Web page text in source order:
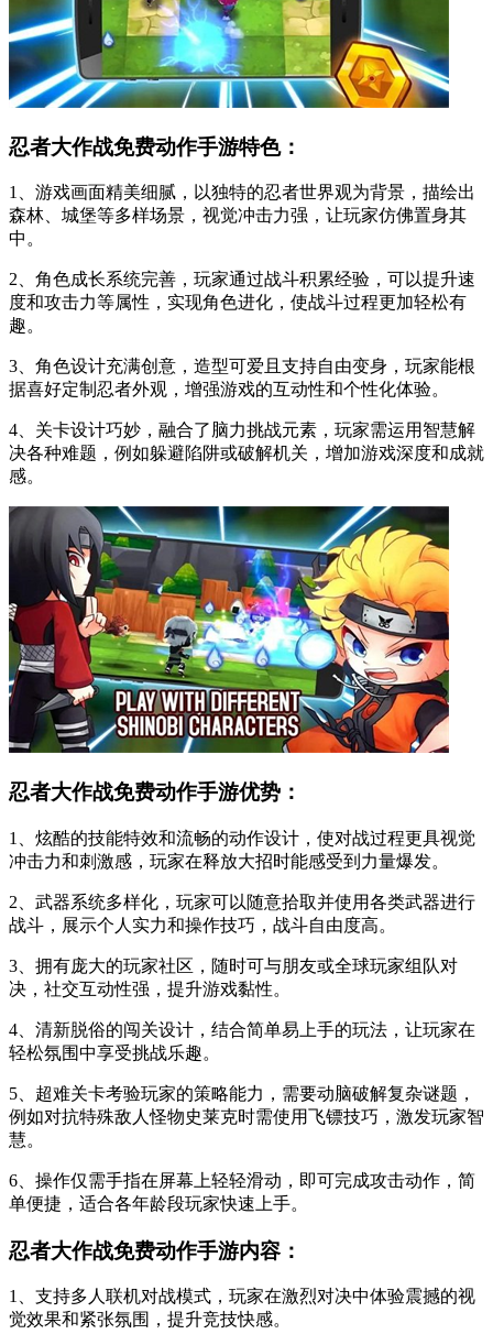
忍者大作战免费动作手游特色：
1、游戏画面精美细腻，以独特的忍者世界观为背景，描绘出
森林、城堡等多样场景，视觉冲击力强，让玩家仿佛置身其
中。
2、角色成长系统完善，玩家通过战斗积累经验，可以提升速
度和攻击力等属性，实现角色进化，使战斗过程更加轻松有
趣。
3、角色设计充满创意，造型可爱且支持自由变身，玩家能根
据喜好定制忍者外观，增强游戏的互动性和个性化体验。
4、关卡设计巧妙，融合了脑力挑战元素，玩家需运用智慧解
决各种难题，例如躲避陷阱或破解机关，增加游戏深度和成就
感。
忍者大作战免费动作手游优势：
1、炫酷的技能特效和流畅的动作设计，使对战过程更具视觉
冲击力和刺激感，玩家在释放大招时能感受到力量爆发。
2、武器系统多样化，玩家可以随意拾取并使用各类武器进行
战斗，展示个人实力和操作技巧，战斗自由度高。
3、拥有庞大的玩家社区，随时可与朋友或全球玩家组队对
决，社交互动性强，提升游戏黏性。
4、清新脱俗的闯关设计，结合简单易上手的玩法，让玩家在
轻松氛围中享受挑战乐趣。
5、超难关卡考验玩家的策略能力，需要动脑破解复杂谜题，
例如对抗特殊敌人怪物史莱克时需使用飞镖技巧，激发玩家智
慧。
6、操作仅需手指在屏幕上轻轻滑动，即可完成攻击动作，简
单便捷，适合各年龄段玩家快速上手。
忍者大作战免费动作手游内容：
1、支持多人联机对战模式，玩家在激烈对决中体验震撼的视
觉效果和紧张氛围，提升竞技快感。